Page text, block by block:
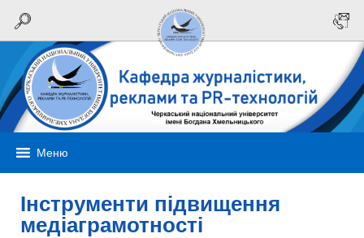
Меню
Інструменти підвищення
медіаграмотності